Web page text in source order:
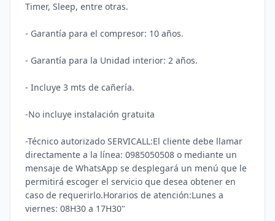
Timer, Sleep, entre otras.
- Garantía para el compresor: 10 años.
- Garantía para la Unidad interior: 2 años.
- Incluye 3 mts de cañería.
-No incluye instalación gratuita
-Técnico autorizado SERVICALL:El cliente debe llamar
directamente a la línea: 0985050508 o mediante un
mensaje de WhatsApp se desplegará un menú que le
permitirá escoger el servicio que desea obtener en
caso de requerirlo.Horarios de atención:Lunes a
viernes: 08H30 a 17H30"